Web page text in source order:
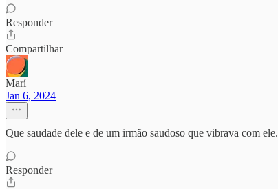
Responder
Compartilhar
Marí
Jan 6, 2024
Que saudade dele e de um irmão saudoso que vibrava com ele.
Responder